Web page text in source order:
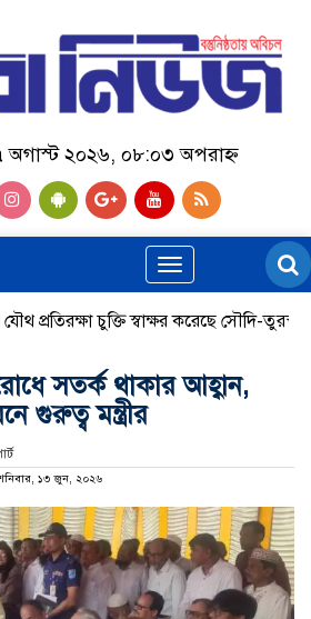
অগাস্ট ২০২৬, ০৮:০৩ অপরাহ্ন
Toggle
navigation
প্রতিরক্ষা চুক্তি স্বাক্ষর করেছে সৌদি-তুরস্ক-
সতর্ক থাকার আহ্বান,
গুরুত্ব মন্ত্রীর
১৩ জুন, ২০২৬